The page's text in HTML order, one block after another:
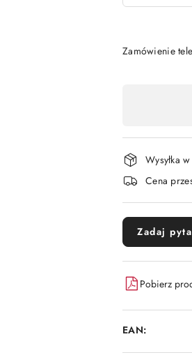
Zamówienie
płatność
i
dostawa
Wysyłka
Cena
Zadaj
Pobierz
EAN: